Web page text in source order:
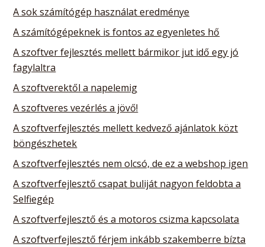
A sok számítógép használat eredménye
A számítógépeknek is fontos az egyenletes hő
A szoftver fejlesztés mellett bármikor jut idő egy jó
fagylaltra
A szoftverektől a napelemig
A szoftveres vezérlés a jövő!
A szoftverfejlesztés mellett kedvező ajánlatok közt
böngészhetek
A szoftverfejlesztés nem olcsó, de ez a webshop igen
A szoftverfejlesztő csapat buliját nagyon feldobta a
Selfiegép
A szoftverfejlesztő és a motoros csizma kapcsolata
A szoftverfejlesztő férjem inkább szakemberre bízta